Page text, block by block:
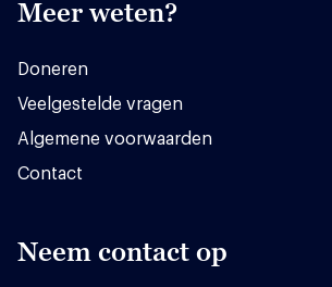
Meer weten?
Doneren
Veelgestelde vragen
Algemene voorwaarden
Contact
Neem contact op